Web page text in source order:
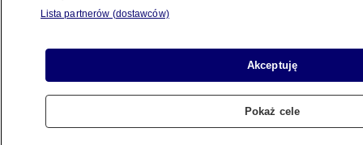
jeziorze
Usłyszeli wybuch, potem zobaczyli
TRÓJMIASTO
Lista partnerów (dostawców)
Akceptuję
Pokaż cele